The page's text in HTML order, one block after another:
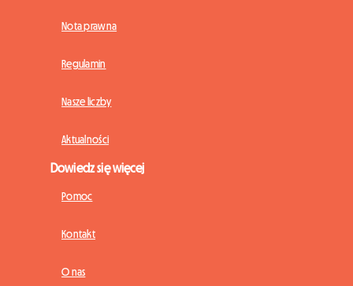
Nota prawna
Regulamin
Nasze liczby
Aktualności
Dowiedz się więcej
Pomoc
Kontakt
O nas